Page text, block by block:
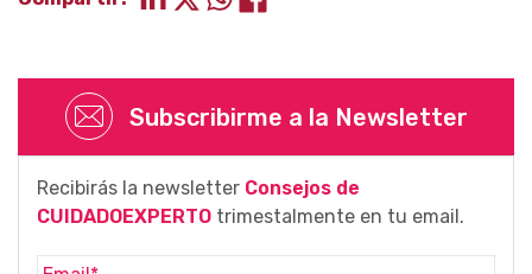
Subscribirme a la Newsletter
Recibirás la newsletter Consejos de
CUIDADOEXPERTO trimestalmente en tu email.